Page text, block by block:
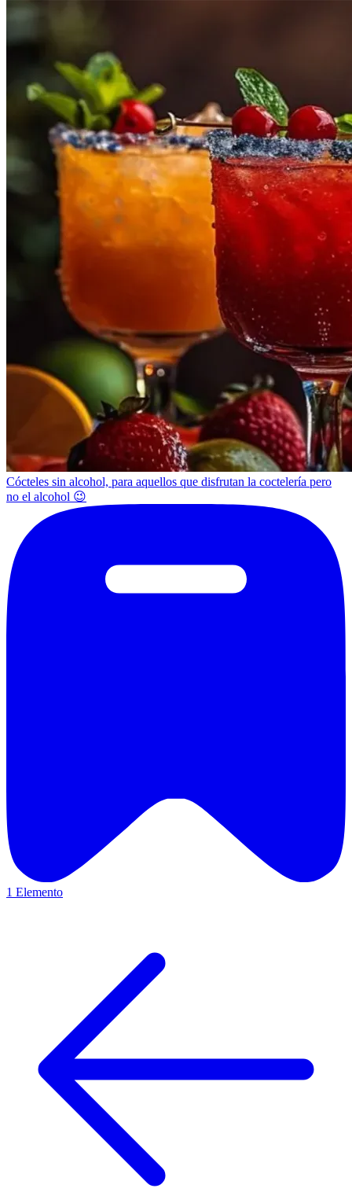
Cócteles sin alcohol, para aquellos que disfrutan la coctelería pero
no el alcohol 😉
1 Elemento